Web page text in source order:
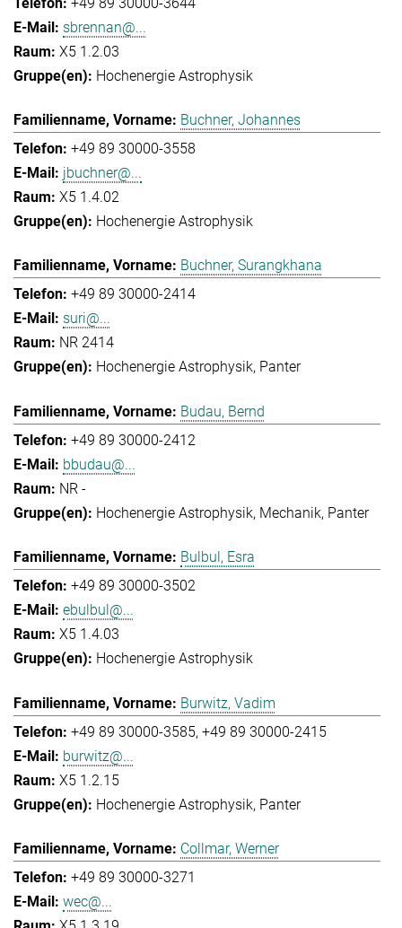
sbrennan@...
X5 1.2.03
Hochenergie Astrophysik
Buchner, Johannes
+49 89 30000-3558
jbuchner@...
X5 1.4.02
Hochenergie Astrophysik
Buchner, Surangkhana
+49 89 30000-2414
suri@...
NR 2414
Hochenergie Astrophysik Panter
Budau, Bernd
+49 89 30000-2412
bbudau@...
NR -
Hochenergie Astrophysik Mechanik Panter
Bulbul, Esra
+49 89 30000-3502
ebulbul@...
X5 1.4.03
Hochenergie Astrophysik
Burwitz, Vadim
+49 89 30000-3585 +49 89 30000-2415
burwitz@...
X5 1.2.15
Hochenergie Astrophysik Panter
Collmar, Werner
+49 89 30000-3271
wec@...